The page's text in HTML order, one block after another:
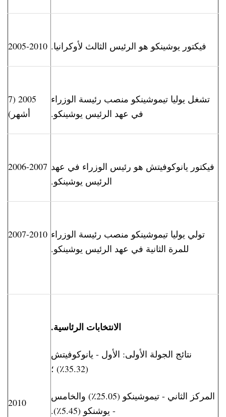
2005-2010 فيكتور يوشينكو هو الرئيس الثالث لأوكرانيا.
2005 (7
أشهر)
تشغل يوليا تيموشينكو منصب رئيسة الوزراء
في عهد الرئيس يوشينكو.
2006-2007 فيكتور يانوكوفيتش هو رئيس الوزراء في عهد
الرئيس يوشينكو.
2007-2010 تولي يوليا تيموشينكو منصب رئيسة الوزراء
للمرة الثانية في عهد الرئيس يوشينكو.
2010
الانتخابات الرئاسية.
نتائج الجولة الأولى: الأول - يانوكوفيتش
(35.32٪) ؛
المركز الثاني - تيموشينكو (25.05٪) والخامس
- يوشنكو (5.45٪).